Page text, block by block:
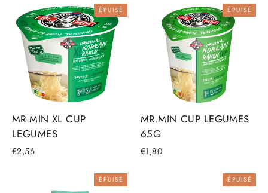
ÉPUISÉ
MR.MIN XL CUP
LEGUMES
€2,56
ÉPUISÉ
MR.MIN CUP LEGUMES
65G
€1,80
ÉPUISÉ ÉPUISÉ